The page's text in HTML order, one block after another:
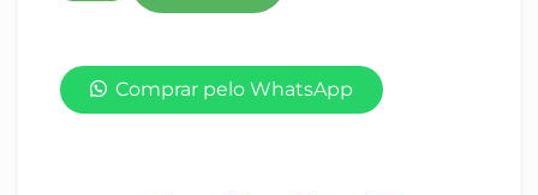
Comprar pelo WhatsApp